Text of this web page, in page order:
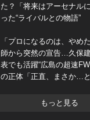
た？「将来はアーセナル
った“ライバルとの物語”
「プロになるのは、やめ
師から突然の宣告…久保
表でも活躍“広島の超速
の正体「正直、まさか…と
もっと見る